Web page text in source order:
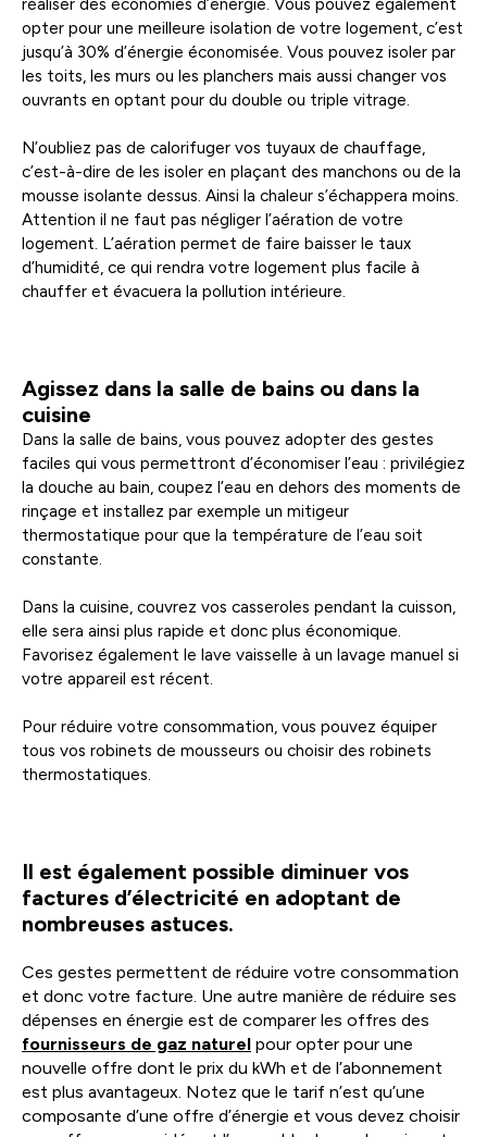
opter pour une meilleure isolation de votre logement, c’est
jusqu’à 30% d’énergie économisée. Vous pouvez isoler par
les toits, les murs ou les planchers mais aussi changer vos
ouvrants en optant pour du double ou triple vitrage.
N’oubliez pas de calorifuger vos tuyaux de chauffage,
c’est-à-dire de les isoler en plaçant des manchons ou de la
mousse isolante dessus. Ainsi la chaleur s’échappera moins.
Attention il ne faut pas négliger l’aération de votre
logement. L’aération permet de faire baisser le taux
d’humidité, ce qui rendra votre logement plus facile à
chauffer et évacuera la pollution intérieure.
Agissez dans la salle de bains ou dans la
cuisine
Dans la salle de bains, vous pouvez adopter des gestes
faciles qui vous permettront d’économiser l’eau : privilégiez
la douche au bain, coupez l’eau en dehors des moments de
rinçage et installez par exemple un mitigeur
thermostatique pour que la température de l’eau soit
constante.
Dans la cuisine, couvrez vos casseroles pendant la cuisson,
elle sera ainsi plus rapide et donc plus économique.
Favorisez également le lave vaisselle à un lavage manuel si
votre appareil est récent.
Pour réduire votre consommation, vous pouvez équiper
tous vos robinets de mousseurs ou choisir des robinets
thermostatiques.
Il est également possible diminuer vos
factures d’électricité en adoptant de
nombreuses astuces.
Ces gestes permettent de réduire votre consommation
et donc votre facture. Une autre manière de réduire ses
dépenses en énergie est de comparer les offres des
fournisseurs de gaz naturel pour opter pour une
nouvelle offre dont le prix du kWh et de l’abonnement
est plus avantageux. Notez que le tarif n’est qu’une
composante d’une offre d’énergie et vous devez choisir